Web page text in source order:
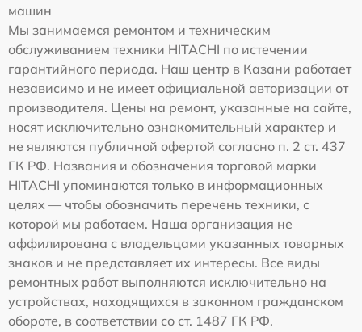
машин
Мы занимаемся ремонтом и техническим
обслуживанием техники HITACHI по истечении
гарантийного периода. Наш центр в Казани работает
независимо и не имеет официальной авторизации от
производителя. Цены на ремонт, указанные на сайте,
носят исключительно ознакомительный характер и
не являются публичной офертой согласно п. 2 ст. 437
ГК РФ. Названия и обозначения торговой марки
HITACHI упоминаются только в информационных
целях — чтобы обозначить перечень техники, с
которой мы работаем. Наша организация не
аффилирована с владельцами указанных товарных
знаков и не представляет их интересы. Все виды
ремонтных работ выполняются исключительно на
устройствах, находящихся в законном гражданском
обороте, в соответствии со ст. 1487 ГК РФ.